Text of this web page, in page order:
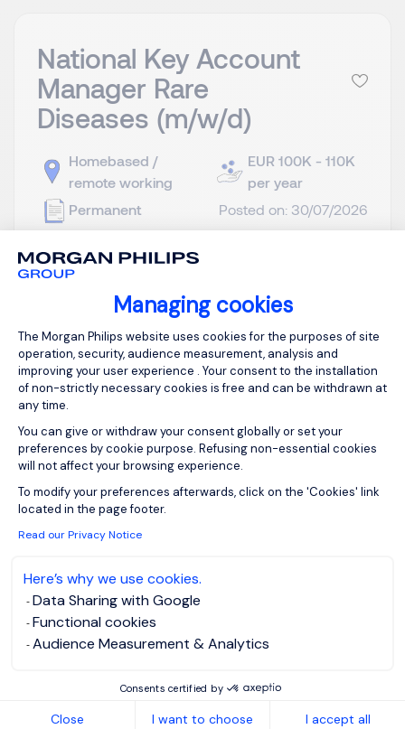
Managing cookies
Consent Management Platform:
The Morgan Philips website uses cookies for the purposes of site
operation, security, audience measurement, analysis and
improving your user experience . Your consent to the installation
of non-strictly necessary cookies is free and can be withdrawn at
any time.
You can give or withdraw your consent globally or set your
preferences by cookie purpose. Refusing non-essential cookies
will not affect your browsing experience.
To modify your preferences afterwards, click on the 'Cookies' link
located in the page footer.
Read our Privacy Notice
Here’s why we use cookies.
Data Sharing with Google
Functional cookies
Audience Measurement & Analytics
Consents certified by
Close I want to choose I accept all
National Key Account
Manager Rare
Diseases (m/w/d)
Homebased /
remote working
Permanent
EUR 100K - 110K
per year
Posted on: 30/07/2026
Deutschland | Homeoffice | bundesweite
Reisetätigkeit Für ein international tätiges
Pharmaunternehmen suchen wir einen erfahrenen
National Key Account Manager (m/w/d) mit
Schwerpunkt Rare Diseases . In dieser strategisch
ausgerichteten Rolle gestalten Sie den
Marktzugang hochspezialisierter Therapien ak...
Head of Global Digital
Transformation &
Omnichannel (m/w/d)